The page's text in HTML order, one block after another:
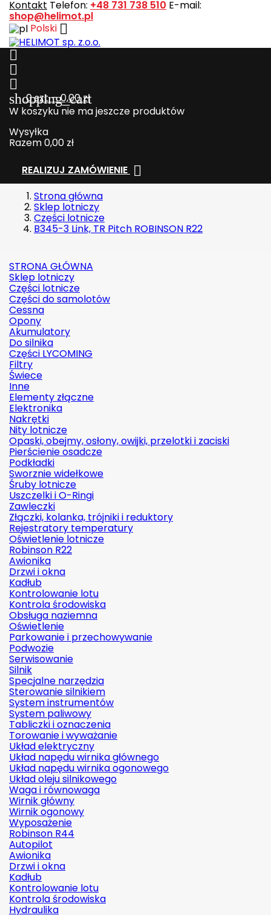
Kontakt Telefon: +48 731 738 510 E-mail:
shop@helimot.pl
Polski 



shopping_cart
0szt. - 0,00 zł
W koszyku nie ma jeszcze produktów
Wysyłka
Razem0,00 zł
REALIZUJ ZAMÓWIENIE 
Strona główna
Sklep lotniczy
Części lotnicze
B345-3 Link, TR Pitch ROBINSON R22
STRONA GŁÓWNA
Sklep lotniczy
Części lotnicze
Części do samolotów
Cessna
Opony
Akumulatory
Do silnika
Części LYCOMING
Filtry
Świece
Inne
Elementy złączne
Elektronika
Nakrętki
Nity lotnicze
Opaski, obejmy, osłony, owijki, przelotki i zaciski
Pierścienie osadcze
Podkładki
Sworznie widełkowe
Śruby lotnicze
Uszczelki i O-Ringi
Zawleczki
Złączki, kolanka, trójniki i reduktory
Rejestratory temperatury
Oświetlenie lotnicze
Robinson R22
Awionika
Drzwi i okna
Kadłub
Kontrolowanie lotu
Kontrola środowiska
Obsługa naziemna
Oświetlenie
Parkowanie i przechowywanie
Podwozie
Serwisowanie
Silnik
Specjalne narzędzia
Sterowanie silnikiem
System instrumentów
System paliwowy
Tabliczki i oznaczenia
Torowanie i wyważanie
Układ elektryczny
Układ napędu wirnika głównego
Układ napędu wirnika ogonowego
Układ oleju silnikowego
Waga i równowaga
Wirnik główny
Wirnik ogonowy
Wyposażenie
Robinson R44
Autopilot
Awionika
Drzwi i okna
Kadłub
Kontrolowanie lotu
Kontrola środowiska
Hydraulika